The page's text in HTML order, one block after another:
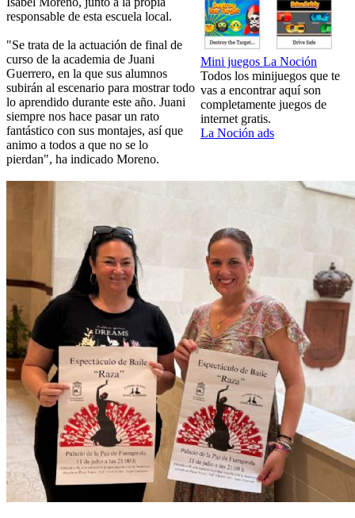
Mini juegos La Noción
Todos los minijuegos que te
vas a encontrar aquí son
completamente juegos de
internet gratis.
La Noción ads
responsable de esta escuela local.
"Se trata de la actuación de final de
curso de la academia de Juani
Guerrero, en la que sus alumnos
subirán al escenario para mostrar todo
lo aprendido durante este año. Juani
siempre nos hace pasar un rato
fantástico con sus montajes, así que
animo a todos a que no se lo
pierdan", ha indicado Moreno.